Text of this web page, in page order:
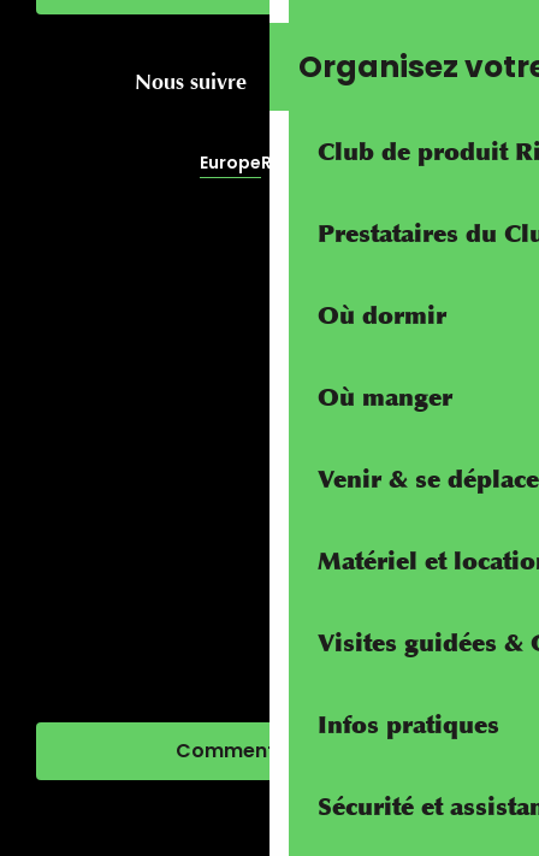
Organisez
Club de produit
Prestataires du
Où dormir
Où manger
Venir & se
Matériel et
Visites guidées &
Infos pratiques
Sécurité et
Nous suivre
EuropeRivierALP
Comment venir ?